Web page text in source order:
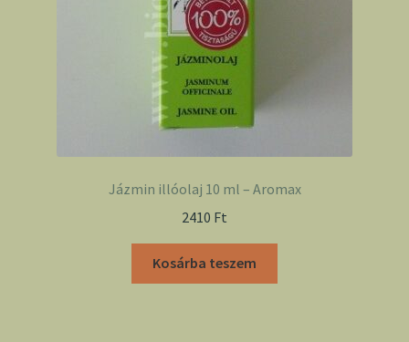
Jázmin illóolaj 10 ml – Aromax
2410 Ft
Kosárba teszem